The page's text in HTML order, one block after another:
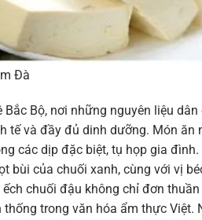
Đà
Bộ, nơi những nguyên liệu
và đầy đủ dinh dưỡng. Món ăn
các dịp đặc biệt, tụ họp gia
bùi của chuối xanh, cùng với vị
chuối đậu không chỉ đơn
trong văn hóa ẩm thực Việt.